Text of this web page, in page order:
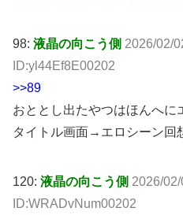
98: 液晶の向こう側 2026/02/
ID:yl44Ef8E00202
>>89
おととし出たやつはほんへに
タイトル画面→エロシーン回
120: 液晶の向こう側 2026/
ID:WRADvNum00202